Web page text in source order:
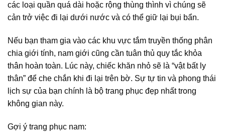
các loại quần quá dài hoặc rộng thùng thình vì chúng sẽ
cản trở việc đi lại dưới nước và có thể giữ lại bụi bẩn.
Nếu bạn tham gia vào các khu vực tắm truyền thống phân
chia giới tính, nam giới cũng cần tuân thủ quy tắc khỏa
thân hoàn toàn. Lúc này, chiếc khăn nhỏ sẽ là “vật bất ly
thân” để che chắn khi đi lại trên bờ. Sự tự tin và phong thái
lịch sự của bạn chính là bộ trang phục đẹp nhất trong
không gian này.
Gợi ý trang phục nam: